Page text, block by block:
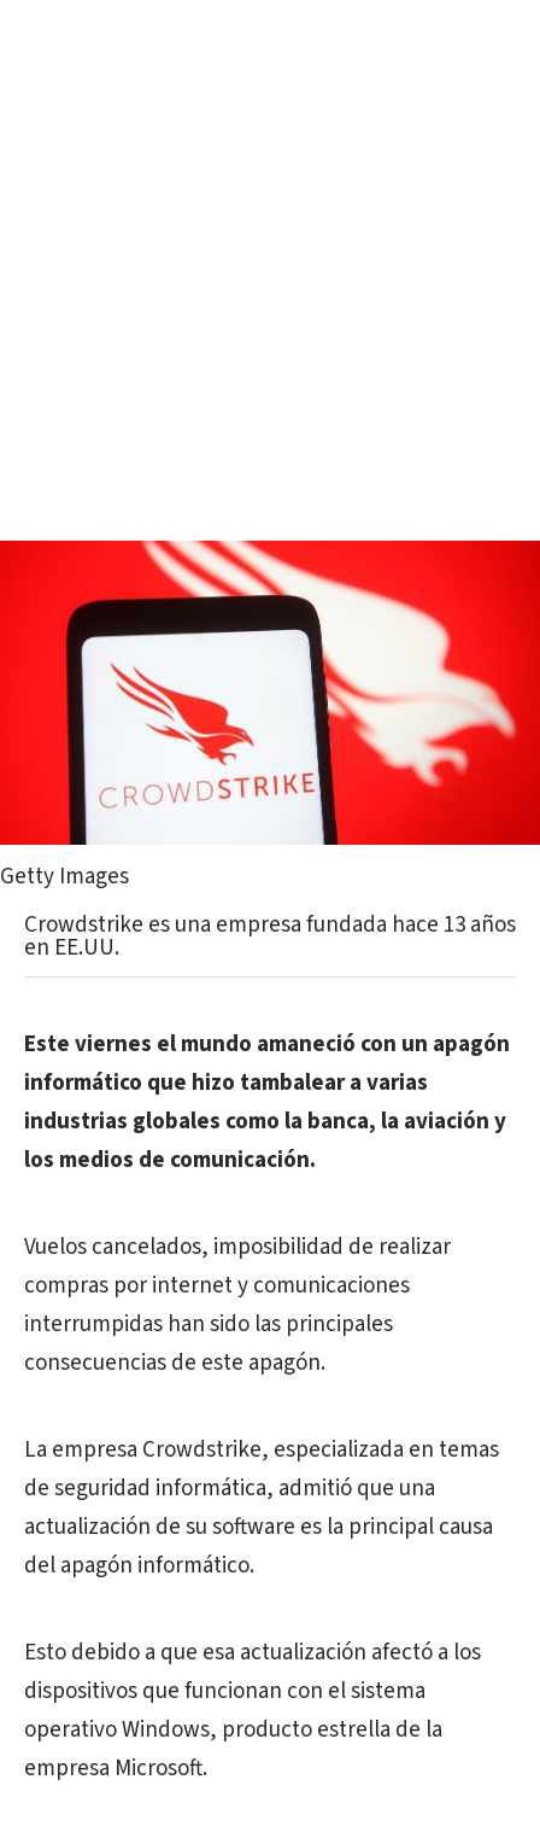
Getty Images
Crowdstrike es una empresa fundada hace 13 años
en EE.UU.
Este viernes el mundo amaneció con un apagón
informático que hizo tambalear a varias
industrias globales como la banca, la aviación y
los medios de comunicación.
Vuelos cancelados, imposibilidad de realizar
compras por internet y comunicaciones
interrumpidas han sido las principales
consecuencias de este apagón.
La empresa Crowdstrike, especializada en temas
de seguridad informática, admitió que una
actualización de su software es la principal causa
del apagón informático.
Esto debido a que esa actualización afectó a los
dispositivos que funcionan con el sistema
operativo Windows, producto estrella de la
empresa Microsoft.